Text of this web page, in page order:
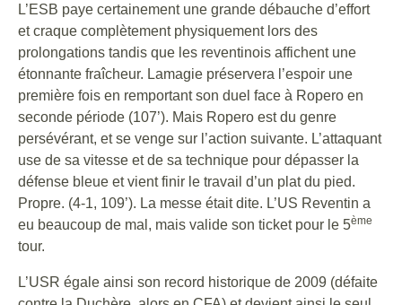
L’ESB paye certainement une grande débauche d’effort
et craque complètement physiquement lors des
prolongations tandis que les reventinois affichent une
étonnante fraîcheur. Lamagie préservera l’espoir une
première fois en remportant son duel face à Ropero en
seconde période (107’). Mais Ropero est du genre
persévérant, et se venge sur l’action suivante. L’attaquant
use de sa vitesse et de sa technique pour dépasser la
défense bleue et vient finir le travail d’un plat du pied.
Propre. (4-1, 109’). La messe était dite. L’US Reventin a
eu beaucoup de mal, mais valide son ticket pour le 5ème
tour.
L’USR égale ainsi son record historique de 2009 (défaite